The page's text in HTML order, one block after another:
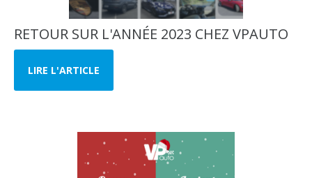
RETOUR SUR L'ANNÉE 2023 CHEZ VPAUTO
LIRE L'ARTICLE